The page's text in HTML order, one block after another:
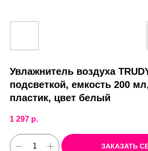
Увлажнитель воздуха
подсветкой, емкость 200
пластик, цвет белый
1 297 р.
ЗАКАЗАТЬ